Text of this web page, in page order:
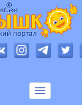
Показать